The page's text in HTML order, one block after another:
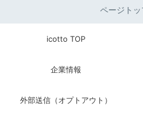
稲取は、海から日の出が見え
える海景色に、心震えます。
ページトッ
icotto TOP
企業情報
外部送信（オプトアウト）